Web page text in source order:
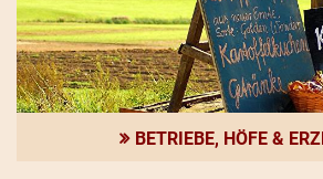
BETRIEBE, HÖFE &